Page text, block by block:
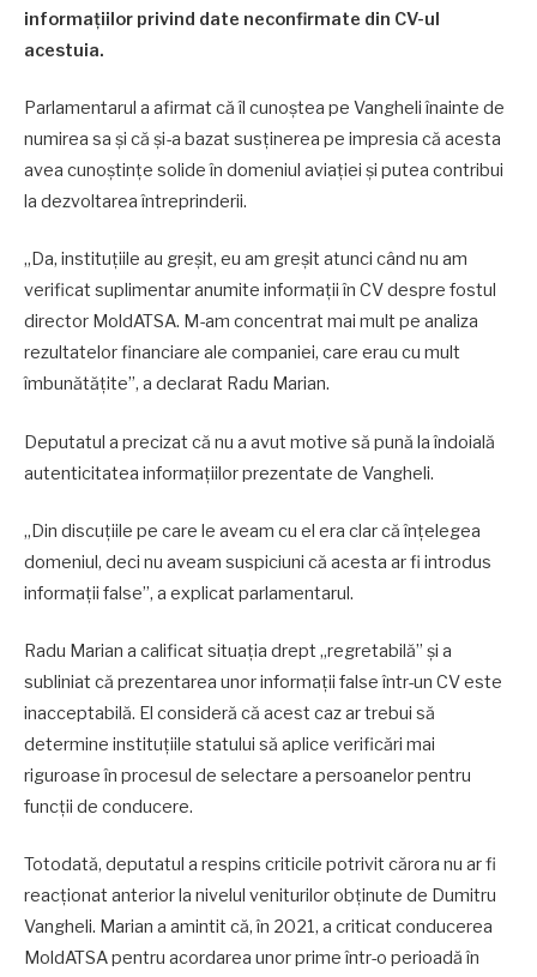
informațiilor privind date neconfirmate din CV-ul
acestuia.
Parlamentarul a afirmat că îl cunoștea pe Vangheli înainte de
numirea sa și că și-a bazat susținerea pe impresia că acesta
avea cunoștințe solide în domeniul aviației și putea contribui
la dezvoltarea întreprinderii.
„Da, instituțiile au greșit, eu am greșit atunci când nu am
verificat suplimentar anumite informații în CV despre fostul
director MoldATSA. M-am concentrat mai mult pe analiza
rezultatelor financiare ale companiei, care erau cu mult
îmbunătățite”, a declarat Radu Marian.
Deputatul a precizat că nu a avut motive să pună la îndoială
autenticitatea informațiilor prezentate de Vangheli.
„Din discuțiile pe care le aveam cu el era clar că înțelegea
domeniul, deci nu aveam suspiciuni că acesta ar fi introdus
informații false”, a explicat parlamentarul.
Radu Marian a calificat situația drept „regretabilă” și a
subliniat că prezentarea unor informații false într-un CV este
inacceptabilă. El consideră că acest caz ar trebui să
determine instituțiile statului să aplice verificări mai
riguroase în procesul de selectare a persoanelor pentru
funcții de conducere.
Totodată, deputatul a respins criticile potrivit cărora nu ar fi
reacționat anterior la nivelul veniturilor obținute de Dumitru
Vangheli. Marian a amintit că, în 2021, a criticat conducerea
MoldATSA pentru acordarea unor prime într-o perioadă în